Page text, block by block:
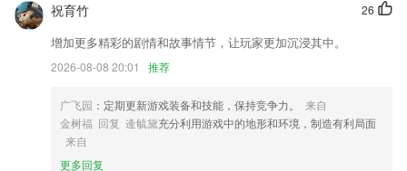
1.难度分级控制,确保小朋友在练习过2265程中碰到词都是学过的词
2.资深证券从业资格考试名师专家结合考试点，精细化逐题解析
3.你可以通过左右划动的方式来进行操作学习诸多知识内容;
4.，合理分配同学们的课后时光，利用碎片化时间学习，把握好青春与复
习的时光，减轻孩子们的课后压力，寓教于乐，打造轻松学习的智能做题
26
祝育竹
增加更多精彩的剧情和故事情节，让玩家更加沉浸其中。
2026-08-08 20:01 推荐
广飞园 ：定期更新游戏装备和技能，保持竞争力。
来自
金树福 回复 逄毓黛充分利用游戏中的地形和环境，制造有利局面
来自
更多回复